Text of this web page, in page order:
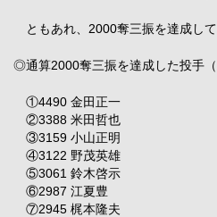
ともあれ、2000奪三振を達成して
◎通算2000奪三振を達成した投手（
①4490 金田正一
②3388 米田哲也
③3159 小山正明
④3122 野茂英雄
⑤3061 鈴木啓示
⑥2987 江夏豊
⑦2945 梶本隆夫